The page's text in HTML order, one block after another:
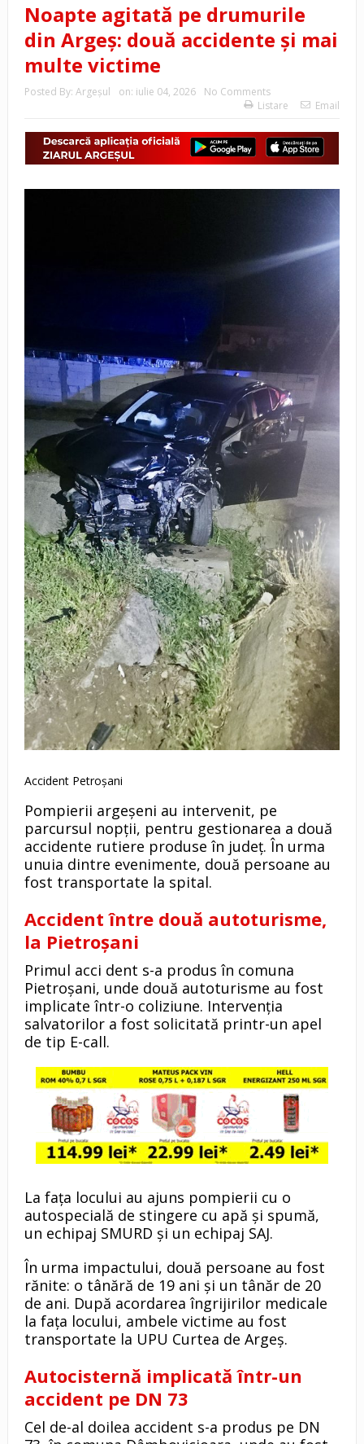
Noapte agitată pe drumurile
din Argeș: două accidente și mai
multe victime
Posted By: Argeşul on: iulie 04, 2026
No Comments
Listare
Email
Accident Petroșani
Pompierii argeșeni au intervenit, pe
parcursul nopții, pentru gestionarea a două
accidente rutiere produse în județ. În urma
unuia dintre evenimente, două persoane au
fost transportate la spital.
Accident între două autoturisme,
la Pietroșani
Primul acci dent s-a produs în comuna
Pietroșani, unde două autoturisme au fost
implicate într-o coliziune. Intervenția
salvatorilor a fost solicitată printr-un apel
de tip E-call.
La fața locului au ajuns pompierii cu o
autospecială de stingere cu apă și spumă,
un echipaj SMURD și un echipaj SAJ.
În urma impactului, două persoane au fost
rănite: o tânără de 19 ani și un tânăr de 20
de ani. După acordarea îngrijirilor medicale
la fața locului, ambele victime au fost
transportate la UPU Curtea de Argeș.
Autocisternă implicată într-un
accident pe DN 73
Cel de-al doilea accident s-a produs pe DN